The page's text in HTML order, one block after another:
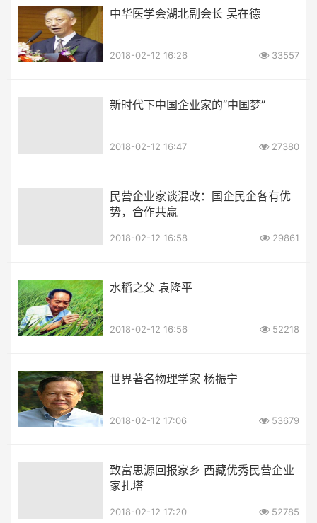
中华医学会湖北副会长 吴在德
2018-02-12 16:26 33557
新时代下中国企业家的“中国梦”
2018-02-12 16:47 27380
民营企业家谈混改：国企民企各有优
势，合作共赢
2018-02-12 16:58 29861
水稻之父 袁隆平
2018-02-12 16:56 52218
世界著名物理学家 杨振宁
2018-02-12 17:06 53679
致富思源回报家乡 西藏优秀民营企业
家扎塔
2018-02-12 17:20 52785